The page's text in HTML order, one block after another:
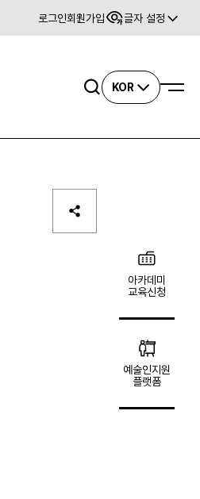
로그인회원가입 글자 설정
검색KOR
아카데미
교육신청
예술인지원
플랫폼